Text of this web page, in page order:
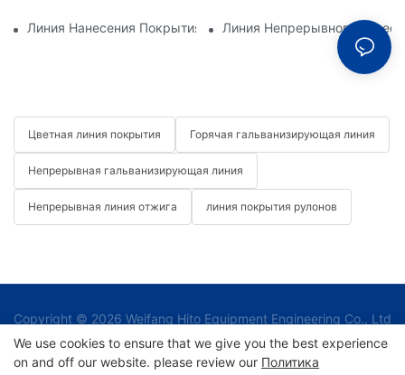
Линия Нанесения Покрытия На Рулоны: Необходимая
Линия Непрерывного
Цветная линия покрытия Горячая гальванизирующая линия
Непрерывная гальванизирующая линия
Непрерывная линия отжига линия покрытия рулонов
Copyright © 2026 Weifang Hito Equipment Engineering Co., Ltd
|
We use cookies to ensure that we give you the best experience
on and off our website. please review our Политика